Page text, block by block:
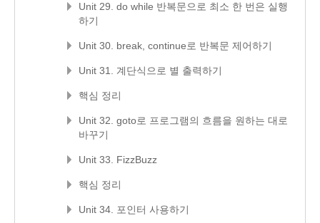
Unit 29. do while 반복문으로 최소 한 번은 실행
하기
Unit 30. break, continue로 반복문 제어하기
Unit 31. 계단식으로 별 출력하기
핵심 정리
Unit 32. goto로 프로그램의 흐름을 원하는 대로
바꾸기
Unit 33. FizzBuzz
핵심 정리
Unit 34. 포인터 사용하기